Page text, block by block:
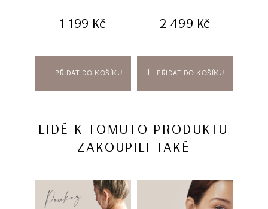
PŘIDAT DO KOŠÍKU
1 199 Kč
PŘIDAT DO KOŠÍKU
2 499 Kč
LIDÉ K TOMUTO PRODUKTU
ZAKOUPILI TAKÉ